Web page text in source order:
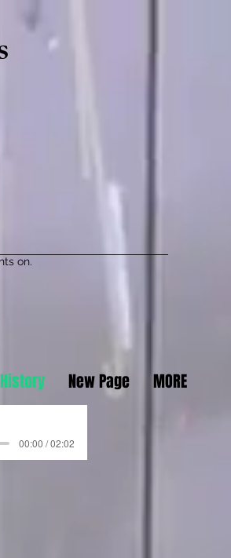
on.
New Page MORE
00:00 / 02:02